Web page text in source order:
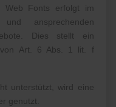
Web Fonts erfolgt im
ansprechenden
Dies stellt ein
von Art. 6 Abs. 1 lit. f
unterstützt, wird eine
genutzt.